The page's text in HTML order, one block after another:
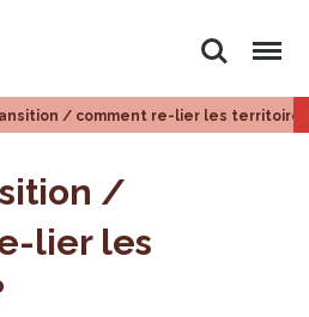
Rechercher
Menu
/ comment re-lier les
/
lier les